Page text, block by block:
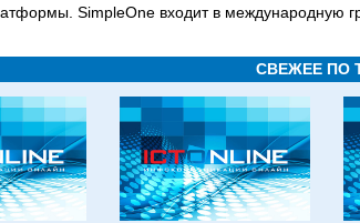
SimpleOne входит в международную
СВЕЖЕЕ ПО